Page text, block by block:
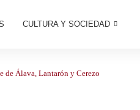
CULTURA Y SOCIEDAD
Álava, Lantarón y Cerezo